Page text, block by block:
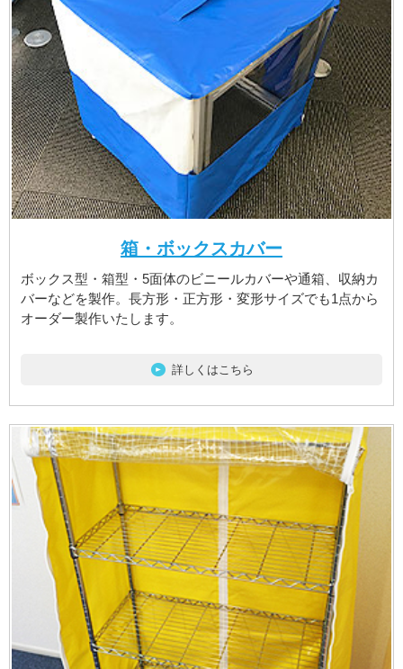
箱・ボックスカバー
ボックス型・箱型・5面体のビニールカバーや通箱、収納カ
バーなどを製作。長方形・正方形・変形サイズでも1点から
オーダー製作いたします。
詳しくはこちら